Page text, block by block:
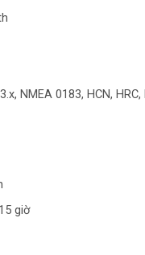
NMEA 0183, HCN, HRC,
giờ